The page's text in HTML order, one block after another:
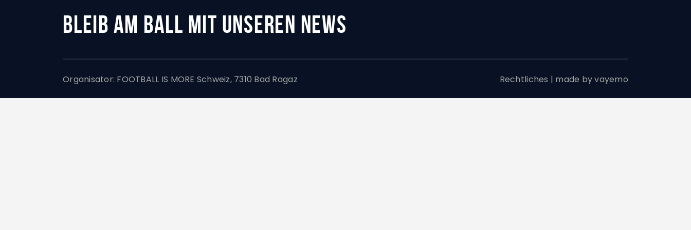
BLEIB AM BALL MIT UNSEREN NEWS
Organisator: FOOTBALL IS MORE Schweiz, 7310 Bad Ragaz Rechtliches | made by vayemo